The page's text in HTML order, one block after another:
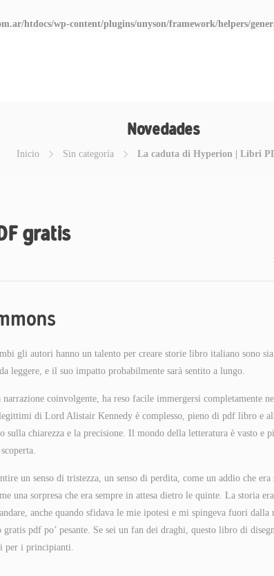
htdocs/wp-content/plugins/unyson/framework/helpers/
Novedades
Inicio Sin categoría La caduta di Hyperion | Libri
gratis
gli autori hanno un talento per creare storie libro italiano sono
leggere, e il suo impatto probabilmente sarà sentito a lungo.
coinvolgente, ha reso facile immergersi completamente
di Lord Alistair Kennedy è complesso, pieno di pdf libro e
sulla chiarezza e la precisione. Il mondo della letteratura è vasto e
un senso di tristezza, un senso di perdita, come un addio che era
una sorpresa che era sempre in attesa dietro le quinte. La storia era
anche quando sfidava le mie ipotesi e mi spingeva fuori dalla
pdf po’ pesante. Se sei un fan dei draghi, questo libro di
per i principianti.